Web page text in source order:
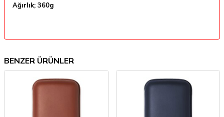
Ağırlık; 360g
BENZER ÜRÜNLER